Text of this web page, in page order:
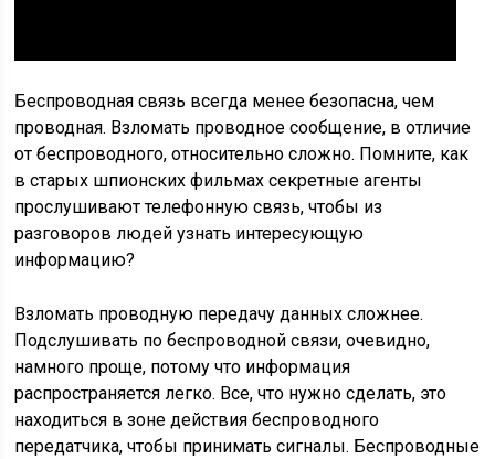
Беспроводная связь всегда менее безопасна, чем
проводная. Взломать проводное сообщение, в отличие
от беспроводного, относительно сложно. Помните, как
в старых шпионских фильмах секретные агенты
прослушивают телефонную связь, чтобы из
разговоров людей узнать интересующую
информацию?
Взломать проводную передачу данных сложнее.
Подслушивать по беспроводной связи, очевидно,
намного проще, потому что информация
распространяется легко. Все, что нужно сделать, это
находиться в зоне действия беспроводного
передатчика, чтобы принимать сигналы. Беспроводные